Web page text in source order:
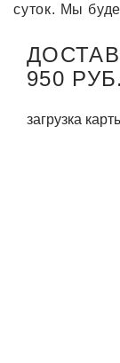
суток. Мы
950 РУБ.
загрузка